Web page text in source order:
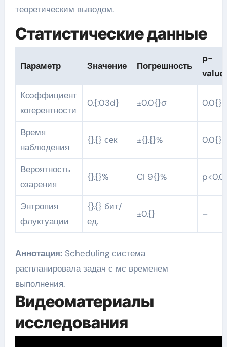
теоретическим выводом.
Статистические данные
Параметр Значение Погрешность
p-
value
Коэффициент
когерентности
0.{:03d} ±0.0{}σ 0.0{}
Время
наблюдения
{}.{} сек ±{}.{}% 0.0{}
Вероятность
озарения
{}.{}% CI 9{}%
Энтропия
флуктуации
{}.{} бит/
ед.
±0.{} –
Аннотация:Scheduling система
распланировала задач с мс временем
выполнения.
Видеоматериалы
исследования